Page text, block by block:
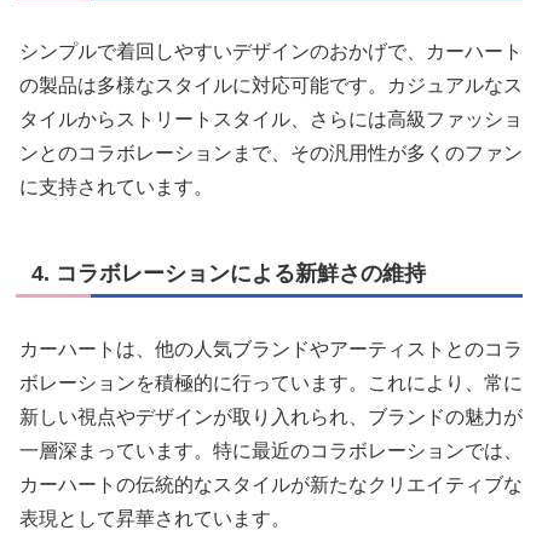
シンプルで着回しやすいデザインのおかげで、カーハート
の製品は多様なスタイルに対応可能です。カジュアルなス
タイルからストリートスタイル、さらには高級ファッショ
ンとのコラボレーションまで、その汎用性が多くのファン
に支持されています。
4. コラボレーションによる新鮮さの維持
カーハートは、他の人気ブランドやアーティストとのコラ
ボレーションを積極的に行っています。これにより、常に
新しい視点やデザインが取り入れられ、ブランドの魅力が
一層深まっています。特に最近のコラボレーションでは、
カーハートの伝統的なスタイルが新たなクリエイティブな
表現として昇華されています。